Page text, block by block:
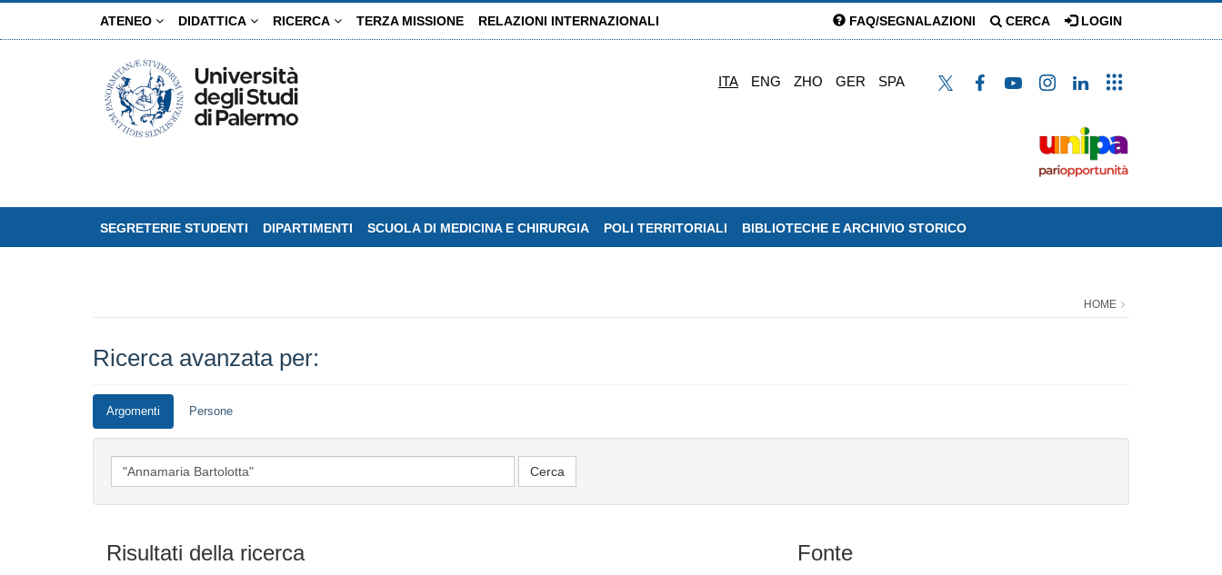
ATENEO DIDATTICA RICERCA TERZA MISSIONE RELAZIONI INTERNAZIONALI FAQ/SEGNALAZIONI CERCA LOGIN
ITA ENG ZHO GER SPA
SEGRETERIE STUDENTI DIPARTIMENTI SCUOLA DI MEDICINA E CHIRURGIA POLI TERRITORIALI BIBLIOTECHE E ARCHIVIO STORICO
HOME
Ricerca avanzata per:
Argomenti Persone
Risultati della ricerca Fonte